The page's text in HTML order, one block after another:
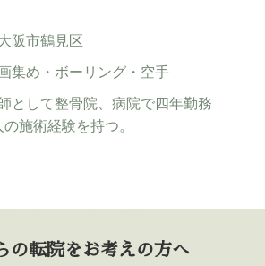
阪市鶴見区
集め・ボーリング・空手
として整骨院、病院で四年勤務
施術経験を持つ。
の転院をお考えの方へ